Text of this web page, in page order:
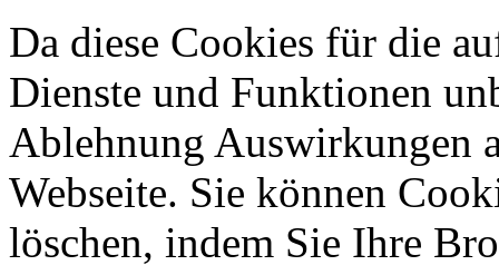
Da diese Cookies für die
Dienste und Funktionen
Ablehnung Auswirkungen
Webseite. Sie können
löschen, indem Sie Ihre